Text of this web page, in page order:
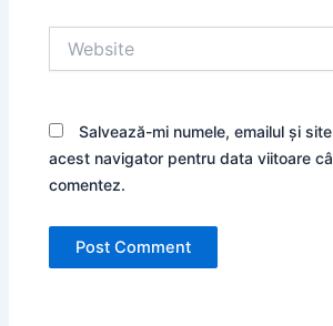
Salvează-mi numele, emailul și
acest navigator pentru data viitoare
comentez.